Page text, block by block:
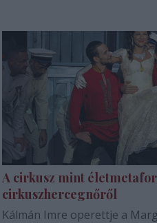
A cirkusz mint
cirkuszhercegnőről
Kálmán Imre operettje a